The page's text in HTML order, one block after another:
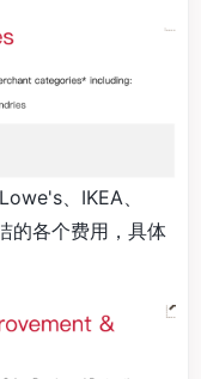
、IKEA、
的各个费用，具体